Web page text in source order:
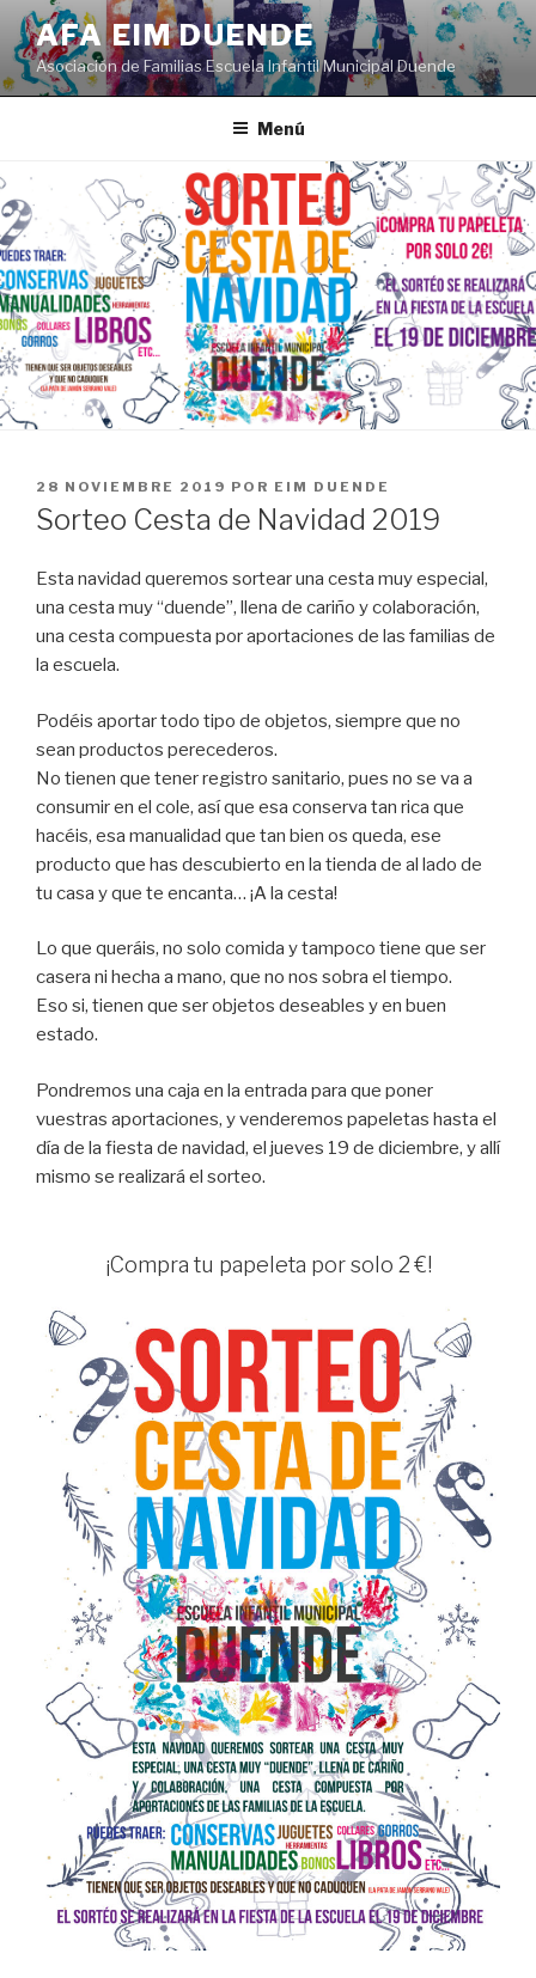
Saltar
contenido
AFA EIM DUENDE
Asociación de Familias Escuela Infantil Municipal Duende
Menú
PUBLICADO
EL
28 NOVIEMBRE 2019 POR EIM DUENDE
Sorteo Cesta de Navidad 2019
Esta navidad queremos sortear una cesta muy especial,
una cesta muy “duende”, llena de cariño y colaboración,
una cesta compuesta por aportaciones de las familias de
la escuela.
Podéis aportar todo tipo de objetos, siempre que no
sean productos perecederos.
No tienen que tener registro sanitario, pues no se va a
consumir en el cole, así que esa conserva tan rica que
hacéis, esa manualidad que tan bien os queda, ese
producto que has descubierto en la tienda de al lado de
tu casa y que te encanta… ¡A la cesta!
Lo que queráis, no solo comida y tampoco tiene que ser
casera ni hecha a mano, que no nos sobra el tiempo.
Eso si, tienen que ser objetos deseables y en buen
estado.
Pondremos una caja en la entrada para que poner
vuestras aportaciones, y venderemos papeletas hasta el
día de la fiesta de navidad, el jueves 19 de diciembre, y allí
mismo se realizará el sorteo.
¡Compra tu papeleta por solo 2 €!